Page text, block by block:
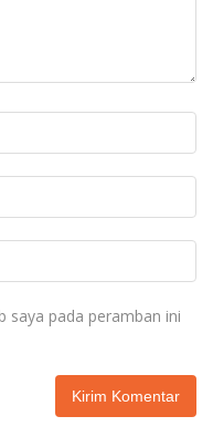
saya pada peramban ini